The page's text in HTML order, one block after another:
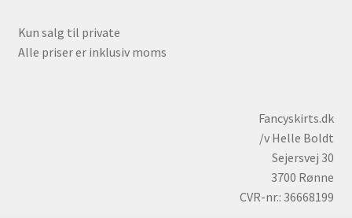
Kun salg til private
Alle priser er inklusiv moms
Fancyskirts.dk
/v Helle Boldt
Sejersvej 30
3700 Rønne
CVR-nr.: 36668199